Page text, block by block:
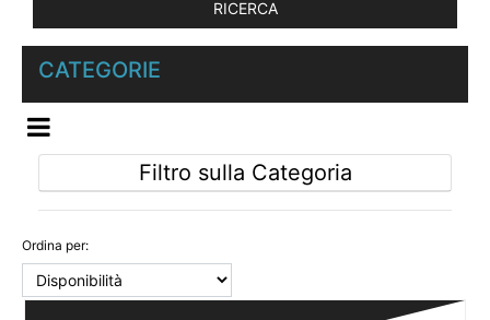
CATEGORIE
OPEN MENU
Filtro sulla Categoria
Ordina per: